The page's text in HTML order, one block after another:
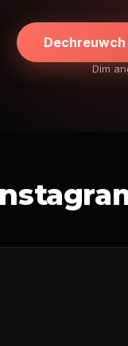
Dechreuwch
Dim